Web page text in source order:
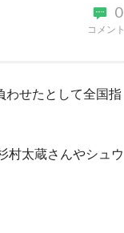
0
コメント
わせたとして全国指
村太蔵さんやシュウ